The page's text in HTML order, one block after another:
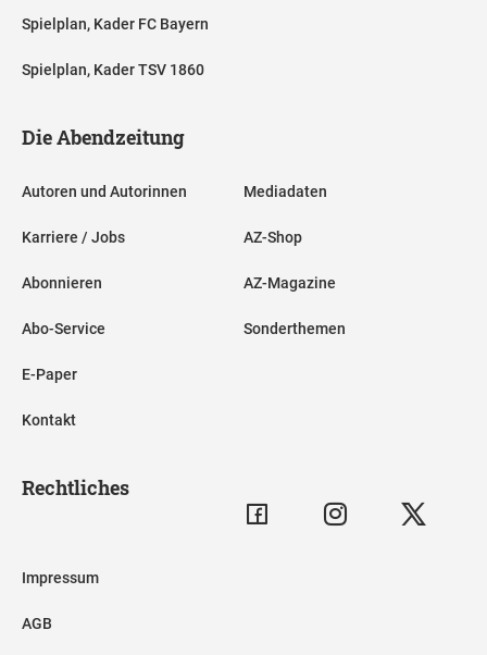
Spielplan, Kader FC Bayern
Spielplan, Kader TSV 1860
Die Abendzeitung
Autoren und Autorinnen
Karriere / Jobs
Abonnieren
Abo-Service
E-Paper
Kontakt
Mediadaten
AZ-Shop
AZ-Magazine
Sonderthemen
Rechtliches
Impressum
AGB